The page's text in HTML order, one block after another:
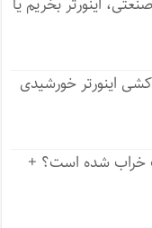
اینورتر بخریم یا
اینورتر خورشیدی
خراب شده است؟ +